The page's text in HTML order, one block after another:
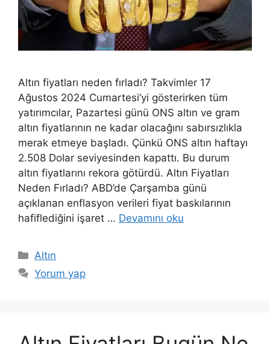
Altın fiyatları neden fırladı? Takvimler 17
Ağustos 2024 Cumartesi’yi gösterirken tüm
yatırımcılar, Pazartesi günü ONS altın ve gram
altın fiyatlarının ne kadar olacağını sabırsızlıkla
merak etmeye başladı. Çünkü ONS altın haftayı
2.508 Dolar seviyesinden kapattı. Bu durum
altın fiyatlarını rekora götürdü. Altın Fiyatları
Neden Fırladı? ABD’de Çarşamba günü
açıklanan enflasyon verileri fiyat baskılarının
hafiflediğini işaret … Devamını oku
Kategoriler
Altın
Yorum yap